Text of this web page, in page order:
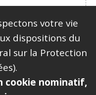
& TWITTER !
votre vie
dispositions du
sur la Protection
cookie nominatif,